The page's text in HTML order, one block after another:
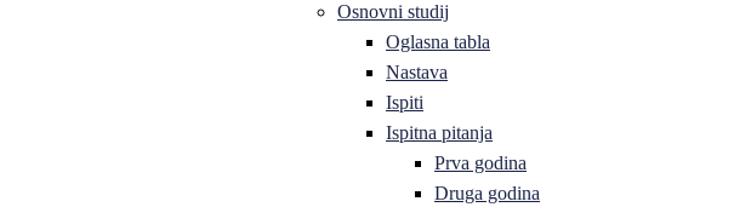
Osnovni studij
Oglasna tabla
Nastava
Ispiti
Ispitna pitanja
Prva godina
Druga godina